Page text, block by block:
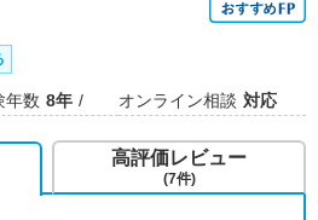
年数 8年 オンライン相談 対応
高評価レビュー
(7件)